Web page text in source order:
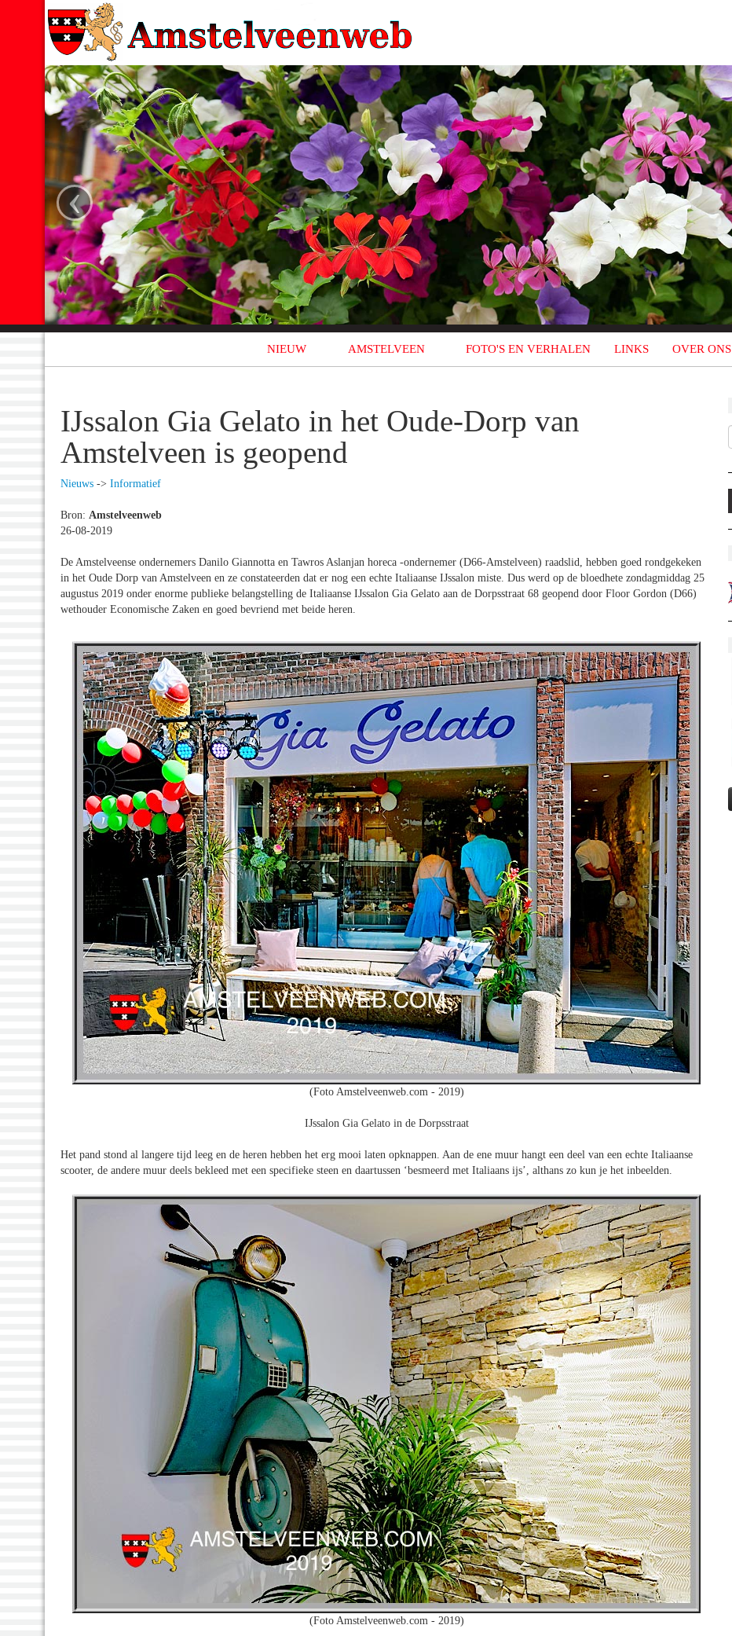
‹
NIEUW AMSTELVEEN FOTO'S EN VERHALEN LINKS OVER ONS
IJssalon Gia Gelato in het Oude-Dorp van
Amstelveen is geopend
Nieuws -> Informatief
Bron: Amstelveenweb
26-08-2019
De Amstelveense ondernemers Danilo Giannotta en Tawros Aslanjan horeca -ondernemer (D66-Amstelveen) raadslid, hebben goed rondgekeken
in het Oude Dorp van Amstelveen en ze constateerden dat er nog een echte Italiaanse IJssalon miste. Dus werd op de bloedhete zondagmiddag 25
augustus 2019 onder enorme publieke belangstelling de Italiaanse IJssalon Gia Gelato aan de Dorpsstraat 68 geopend door Floor Gordon (D66)
wethouder Economische Zaken en goed bevriend met beide heren.
(Foto Amstelveenweb.com - 2019)
IJssalon Gia Gelato in de Dorpsstraat
Het pand stond al langere tijd leeg en de heren hebben het erg mooi laten opknappen. Aan de ene muur hangt een deel van een echte Italiaanse
scooter, de andere muur deels bekleed met een specifieke steen en daartussen ‘besmeerd met Italiaans ijs’, althans zo kun je het inbeelden.
(Foto Amstelveenweb.com - 2019)